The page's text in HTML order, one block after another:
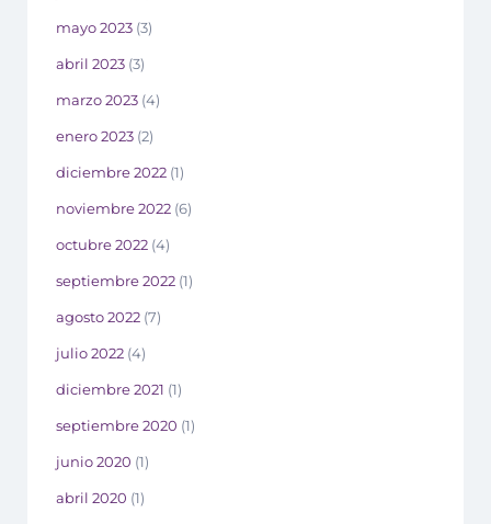
mayo 2023 (3)
abril 2023 (3)
marzo 2023 (4)
enero 2023 (2)
diciembre 2022 (1)
noviembre 2022 (6)
octubre 2022 (4)
septiembre 2022 (1)
agosto 2022 (7)
julio 2022 (4)
diciembre 2021 (1)
septiembre 2020 (1)
junio 2020 (1)
abril 2020 (1)